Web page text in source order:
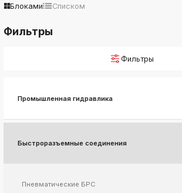
ksldkfjsdlfkjsls;ldfkgjsdl;kfkфыва
ksldkfjsdlfkjsls;ldfkgjsdl;kfkфыва
k
Блоками Списком
Фильтры
Фильтры
Промышленная гидравлика
Быстроразъемные соединения
Пневматические БРС